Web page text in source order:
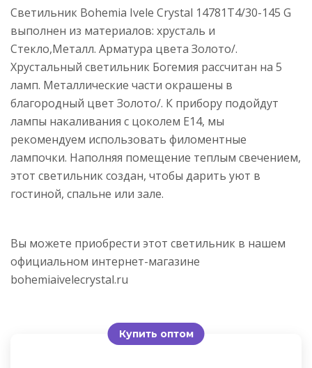
Светильник Bohemia Ivele Crystal 14781T4/30-145 G
выполнен из материалов: хрусталь и
Стекло,Металл. Арматура цвета Золото/.
Хрустальный светильник Богемия рассчитан на 5
ламп. Металлические части окрашены в
благородный цвет Золото/. К прибору подойдут
лампы накаливания с цоколем E14, мы
рекомендуем использовать филоментные
лампочки. Наполняя помещение теплым свечением,
этот светильник создан, чтобы дарить уют в
гостиной, спальне или зале.
Вы можете приобрести этот светильник в нашем
официальном интернет-магазине
bohemiaivelecrystal.ru
Купить оптом